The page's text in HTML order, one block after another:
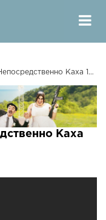
Каха 13-ая серия
Каха